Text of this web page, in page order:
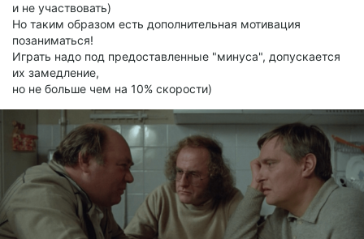
и не участвовать)
Но таким образом есть дополнительная мотивация
позаниматься!
Играть надо под предоставленные "минуса", допускается
их замедление,
но не больше чем на 10% скорости)